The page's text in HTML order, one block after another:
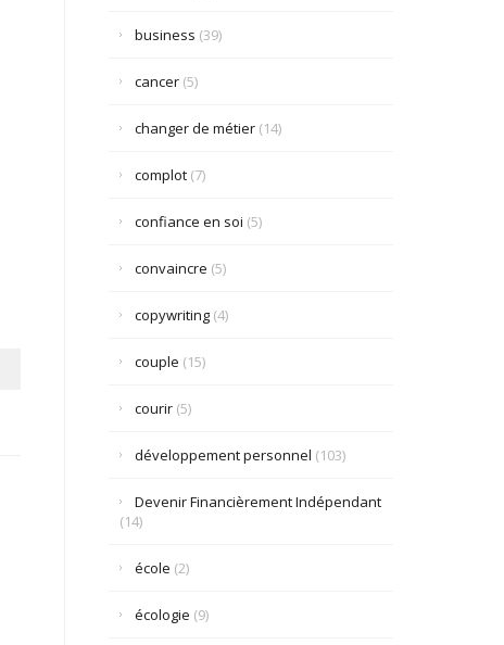
business (39)
cancer(5)
changer de métier(14)
complot(7)
confiance en soi (5)
convaincre (5)
copywriting(4)
couple (15)
courir(5)
développement personnel (103)
Devenir Financièrement Indépendant
(14)
école (2)
écologie (9)